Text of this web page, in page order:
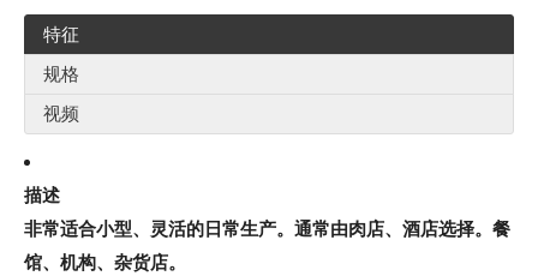
特征
规格
视频
描述
非常适合小型、灵活的日常生产。通常由肉店、酒店选择。餐
馆、机构、杂货店。